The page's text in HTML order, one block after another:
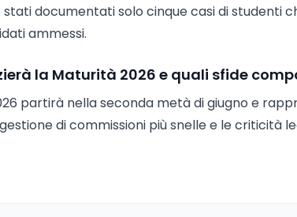
stati documentati solo cinque casi di studenti
ammessi.
la Maturità 2026 e quali sfide
partirà nella seconda metà di giugno e
di commissioni più snelle e le criticità